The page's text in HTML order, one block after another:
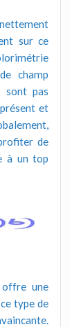
sur ce
champ
sont pas
et
de
à un top
une
type de